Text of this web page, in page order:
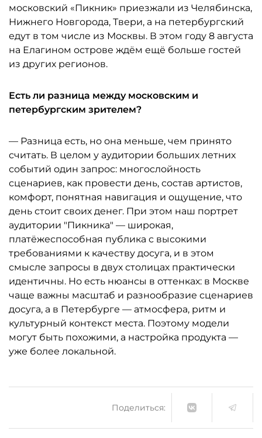
московский «Пикник» приезжали из Челябинска,
Нижнего Новгорода, Твери, а на петербургский
едут в том числе из Москвы. В этом году 8 августа
на Елагином острове ждём ещё больше гостей
из других регионов.
Есть ли разница между московским и
петербургским зрителем?
— Разница есть, но она меньше, чем принято
считать. В целом у аудитории больших летних
событий один запрос: многослойность
сценариев, как провести день, состав артистов,
комфорт, понятная навигация и ощущение, что
день стоит своих денег. При этом наш портрет
аудитории "Пикника" — широкая,
платёжеспособная публика с высокими
требованиями к качеству досуга, и в этом
смысле запросы в двух столицах практически
идентичны. Но есть нюансы в оттенках: в Москве
чаще важны масштаб и разнообразие сценариев
досуга, а в Петербурге — атмосфера, ритм и
культурный контекст места. Поэтому модели
могут быть похожими, а настройка продукта —
уже более локальной.
Поделиться: